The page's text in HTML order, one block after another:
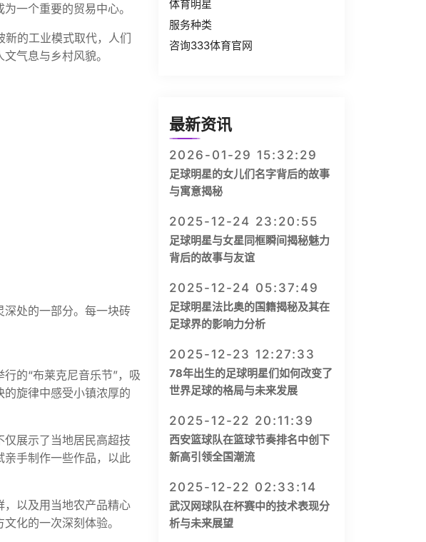
一个重要的贸易中心。
的工业模式取代，人们
气息与乡村风貌。
处的一部分。每一块砖
的“布莱克尼音乐节”，吸
旋律中感受小镇浓厚的
展示了当地居民高超技
手制作一些作品，以此
，以及用当地农产品精心
化的一次深刻体验。
体育明星
服务种类
咨询333体育官网
最新资讯
2026-01-29 15:32:29
足球明星的女儿们名字背后的故事
与寓意揭秘
2025-12-24 23:20:55
足球明星与女星同框瞬间揭秘魅力
背后的故事与友谊
2025-12-24 05:37:49
足球明星法比奥的国籍揭秘及其在
足球界的影响力分析
2025-12-23 12:27:33
78年出生的足球明星们如何改变了
世界足球的格局与未来发展
2025-12-22 20:11:39
西安篮球队在篮球节奏排名中创下
新高引领全国潮流
2025-12-22 02:33:14
武汉网球队在杯赛中的技术表现分
析与未来展望